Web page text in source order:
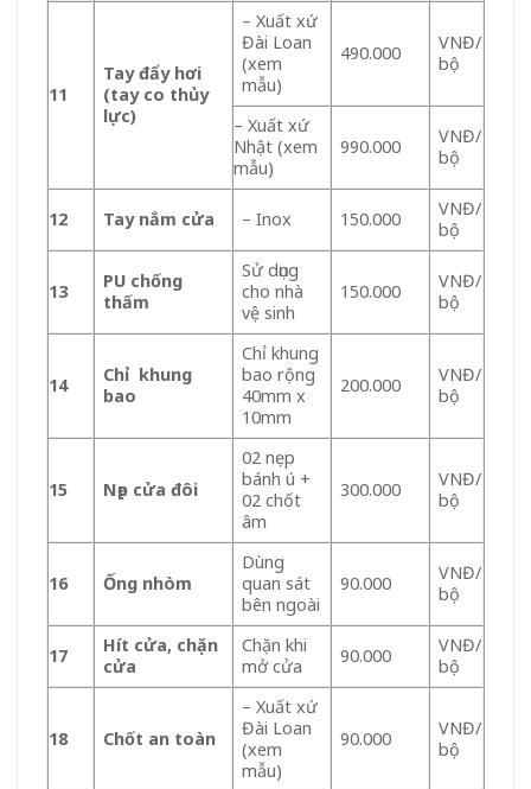
11
Tay đẩy hơi
(tay co thủy
lực)
– Xuất xứ
Đài Loan
(xem
mẫu)
490.000
VNĐ/
bộ
– Xuất xứ
Nhật (xem
mẫu)
990.000
VNĐ/
bộ
12 Tay nắm cửa – Inox 150.000
VNĐ/
bộ
13
PU chống
thấm
Sử dụng
cho nhà
vệ sinh
150.000
VNĐ/
bộ
14
Chỉ khung
bao
Chỉ khung
bao rộng
40mm x
10mm
200.000
VNĐ/
bộ
15 Nẹp cửa đôi
02 nẹp
bánh ú +
02 chốt
âm
300.000
VNĐ/
bộ
16 Ống nhòm
Dùng
quan sát
bên ngoài
90.000
VNĐ/
bộ
17
Hít cửa, chặn
cửa
Chặn khi
mở cửa
90.000
VNĐ/
bộ
18 Chốt an toàn
– Xuất xứ
Đài Loan
(xem
mẫu)
90.000
VNĐ/
bộ